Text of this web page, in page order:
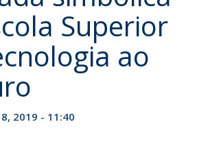
Superior
ao
2019 - 11:40